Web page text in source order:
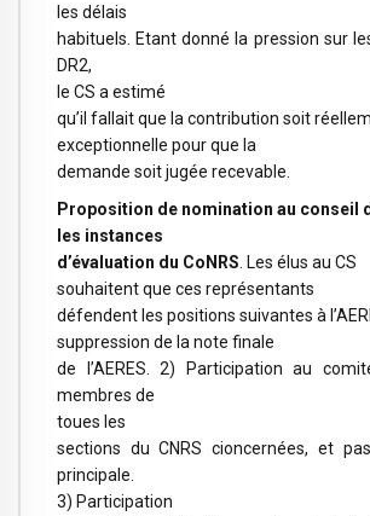
les délais
habituels. Etant donné la pression sur
DR2,
le CS a estimé
qu’il fallait que la contribution soit
exceptionnelle pour que la
demande soit jugée recevable.
Proposition de nomination au conseil
les instances
d’évaluation du CoNRS . Les élus au CS
souhaitent que ces représentants
défendent les positions suivantes à
suppression de la note finale
de l’AERES. 2) Participation au
membres de
toues les
sections du CNRS cioncernées, et
principale.
3) Participation